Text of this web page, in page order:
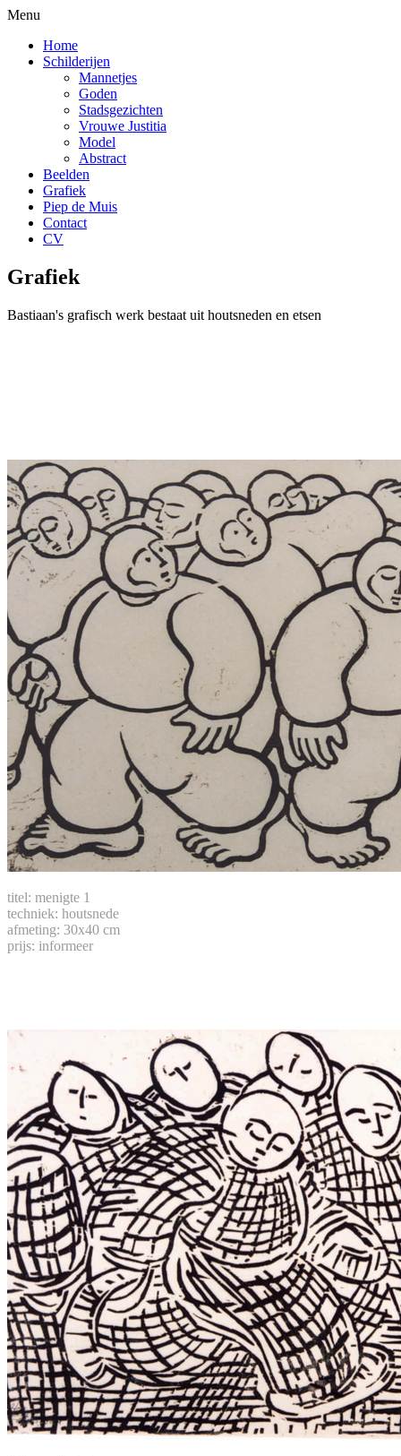
Menu
Home
Schilderijen
Mannetjes
Goden
Stadsgezichten
Vrouwe Justitia
Model
Abstract
Beelden
Grafiek
Piep de Muis
Contact
CV
Grafiek
Bastiaan's grafisch werk bestaat uit houtsneden en etsen
titel: menigte 1
techniek: houtsnede
afmeting: 30x40 cm
prijs: informeer